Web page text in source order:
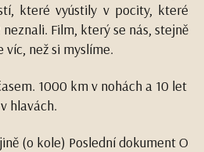
které vyústily v pocity, které
Film, který se nás, stejně
než si myslíme.
1000 km v nohách a 10 let
v hlavách.
(o kole) Poslední dokument O